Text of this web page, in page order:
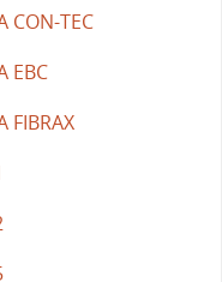
CON-TEC
EBC
FIBRAX